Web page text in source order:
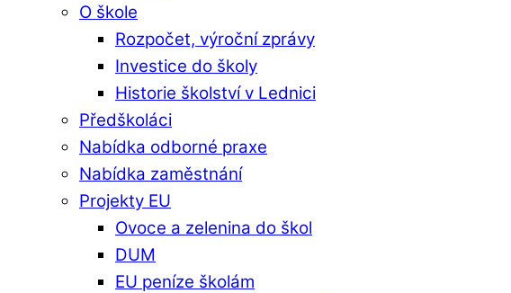
O škole
Rozpočet, výroční zprávy
Investice do školy
Historie školství v Lednici
Předškoláci
Nabídka odborné praxe
Nabídka zaměstnání
Projekty EU
Ovoce a zelenina do škol
DUM
EU peníze školám